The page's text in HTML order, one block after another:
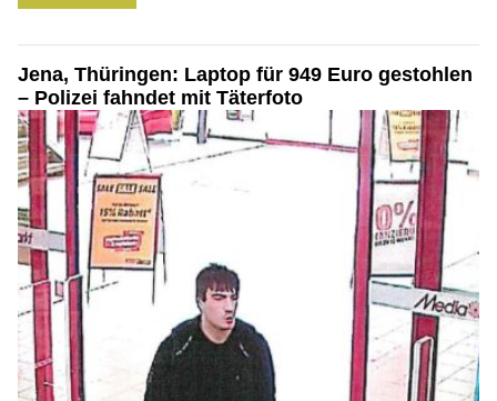
Jena, Thüringen: Laptop für 949 Euro gestohlen
– Polizei fahndet mit Täterfoto